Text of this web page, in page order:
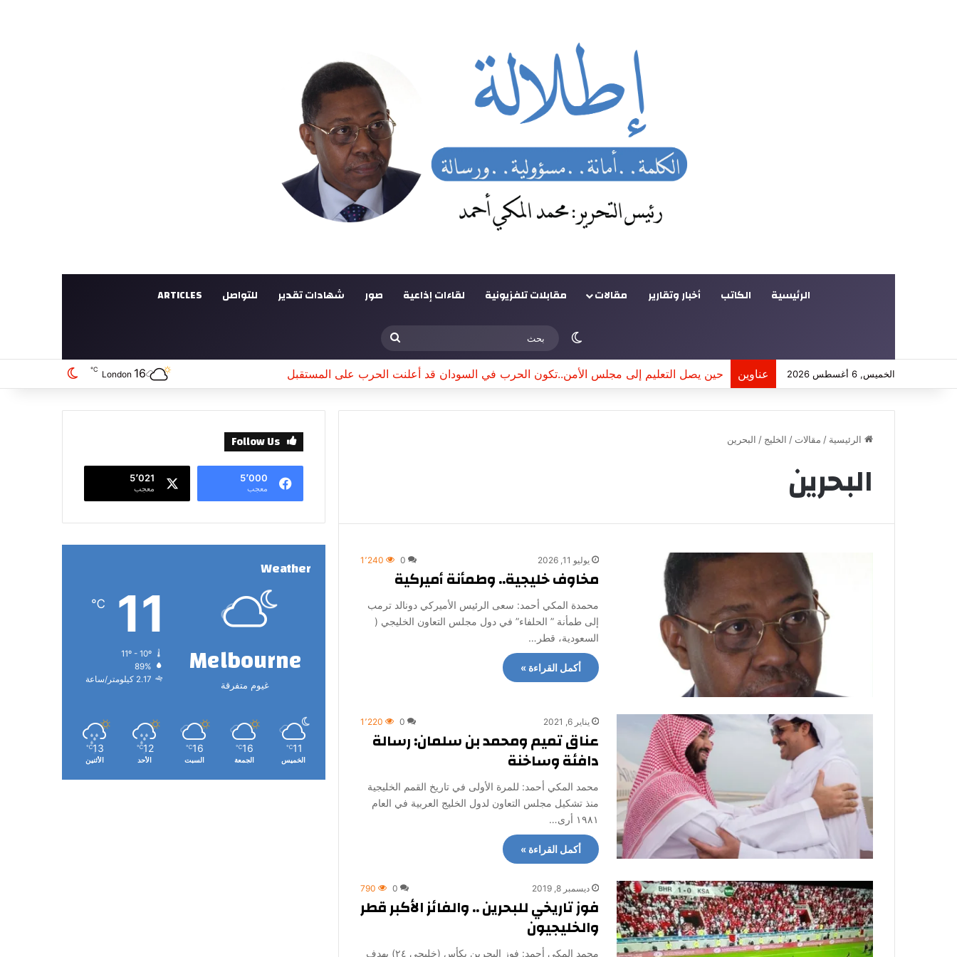
الرئيسية الكاتب أخبار وتقارير مقالات مقابلات تلفزيونية لقاءات إذاعية صور شهادات تقدير للتواصل ARTICLES
الوضع المظلم
الخميس, 6 أغسطس 2026 عناوين حين يصل التعليم إلى مجلس الأمن..تكون الحرب في السودان قد أعلنت الحرب على المستقبل London 16
℃
الرئيسية / مقالات / الخليج / البحرين
البحرين
يوليو 11, 2026 0 1٬240
مخاوف خليجية.. وطمأنة أميركية
محمدة المكي أحمد: سعى الرئيس الأميركي دونالد ترمب
إلى طمأنة ” الحلفاء” في دول مجلس التعاون الخليجي (
السعودية، قطر…
أكمل القراءة »
يناير 6, 2021 0 1٬220
عناق تميم ومحمد بن سلمان: رسالة
دافئة وساخنة
محمد المكي أحمد: للمرة الأولى في تاريخ القمم الخليجية
منذ تشكيل مجلس التعاون لدول الخليج العربية في العام
١٩٨١ أرى…
أكمل القراءة »
ديسمبر 8, 2019 0
790
فوز تاريخي للبحرين .. والفائز الأكبر قطر
والخليجيون
محمد المكي أحمد: فوز البحرين بكأس (خليجي ٢٤) بهدف
Follow Us
5٬000
معجب
5٬021
معجب
Weather
Melbourne
غيوم متفرقة
11
℃
11º - 10º
89%
2.17 كيلومتر/ساعة
11
℃
الخميس
16
℃
الجمعة
16
℃
السبت
12
℃
الأحد
13
℃
الأثنين